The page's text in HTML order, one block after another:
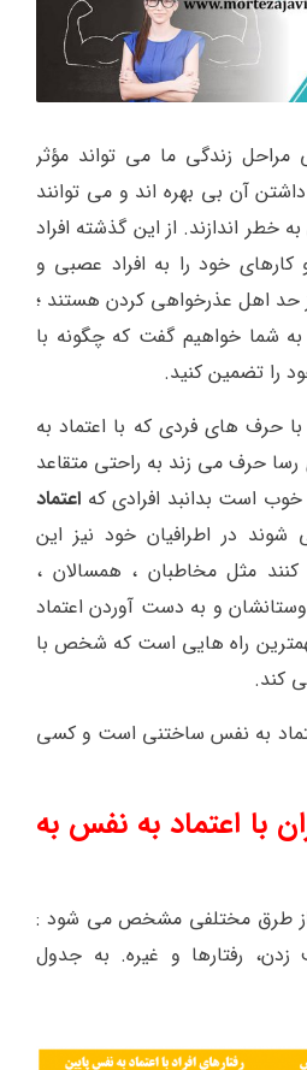
مراحل زندگی ما می تواند مؤثر
داشتن آن بی بهره اند و می توانند
خطر اندازند. از این گذشته افراد
خود را به افراد عصبی و
حد اهل عذرخواهی کردن هستند ؛
به شما خواهیم گفت که چگونه با
را تضمین کنید.
های فردی که با اعتماد به
حرف می زند به راحتی متقاعد
است بدانبد افرادی که اعتماد
شوند در اطرافیان خود نیز این
کنند مثل مخاطبان ، همسالان ،
و به دست آوردن اعتماد
راه هایی است که شخص با
کند.
به نفس ساختنی است و کسی
با اعتماد به نفس به
از طرق مختلفی مشخص می شود :
رفتارها و غیره. به جدول